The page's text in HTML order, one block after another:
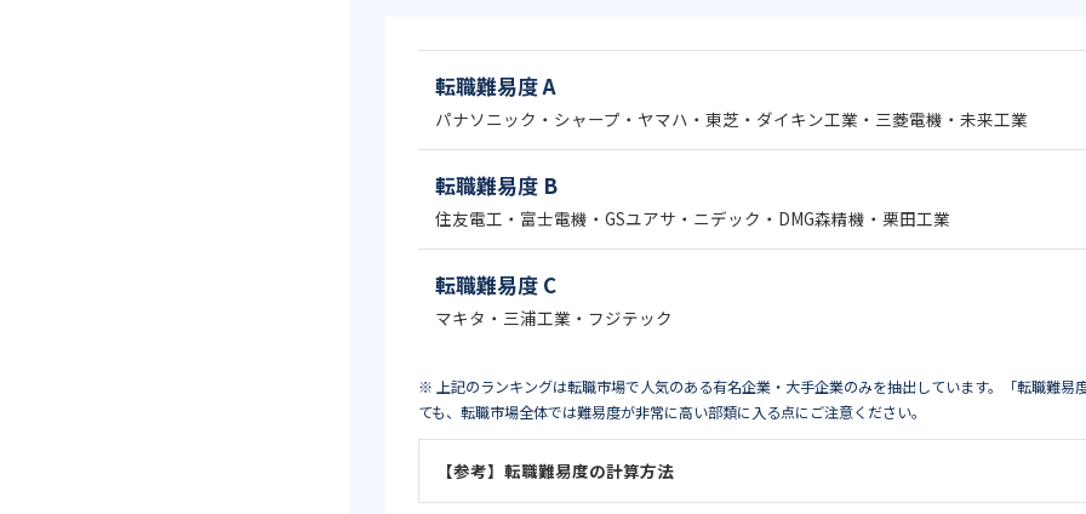
転職難易度 A
パナソニック・シャープ・ヤマハ・東芝・ダイキン工業・三菱電機・未来工業
転職難易度 B
住友電工・富士電機・GSユアサ・ニデック・DMG森精機・栗田工業
転職難易度 C
マキタ・三浦工業・フジテック
※ 上記のランキングは転職市場で人気のある有名企業・大手企業のみを抽出しています。「転職難易
ても、転職市場全体では難易度が非常に高い部類に入る点にご注意ください。
【参考】転職難易度の計算方法